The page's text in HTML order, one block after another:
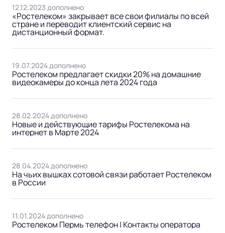
12.12.2023 дополнено
«Ростелеком» закрывает все свои филиалы по всей
стране и переводит клиентский сервис на
дистанционный формат.
19.07.2024 дополнено
Ростелеком предлагает скидки 20% на домашние
видеокамеры до конца лета 2024 года
28.02.2024 дополнено
Новые и действующие тарифы Ростелекома на
интернет в Марте 2024
28.04.2024 дополнено
На чьих вышках сотовой связи работает Ростелеком
в России
11.01.2024 дополнено
Ростелеком Пермь телефон | Контакты оператора